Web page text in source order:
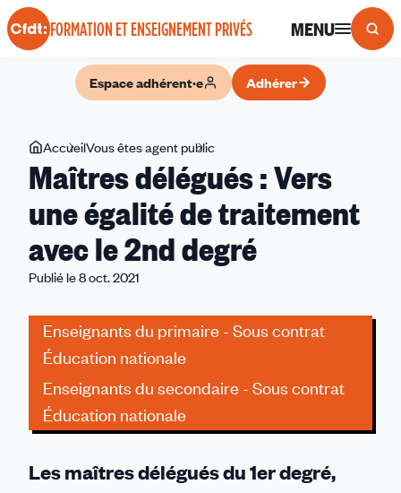
Panneau de gestion des cookies
FORMATION ET ENSEIGNEMENT PRIVÉS MENU
Espace adhérent·e Adhérer
Vous
êtes
ici
AccueilVous êtes agent public
délégués
Vers
une
égalité
avec
degré
Maîtres délégués : Vers
une égalité de traitement
avec le 2nd degré
Publié le 8 oct. 2021
Enseignants du primaire - Sous contrat
Éducation nationale
Enseignants du secondaire - Sous contrat
Éducation nationale
Les maîtres délégués du 1er degré,